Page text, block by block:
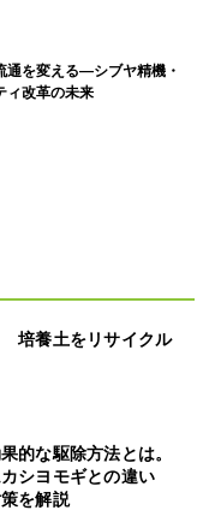
通を変える―シブヤ精機・
ィ改革の未来
培養土をリサイクル
的な駆除方法とは。
シヨモギとの違い
を解説